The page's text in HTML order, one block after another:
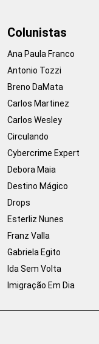
Colunistas
Ana Paula Franco
Antonio Tozzi
Breno DaMata
Carlos Martinez
Carlos Wesley
Circulando
Cybercrime Expert
Debora Maia
Destino Mágico
Drops
Esterliz Nunes
Franz Valla
Gabriela Egito
Ida Sem Volta
Imigração Em Dia